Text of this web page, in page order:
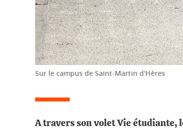
Sur le campus de Saint-Martin d'Hères
A travers son volet Vie étudiante,